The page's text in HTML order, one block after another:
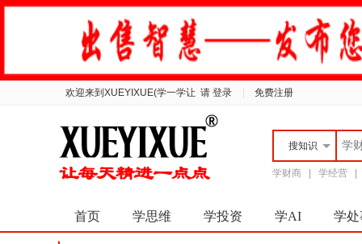
欢迎来到XUEYIXUE(学一学让 请 登录 免费注册
搜知识
学财商 学经营
首页 学思维 学投资 学AI 学处